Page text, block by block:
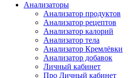
Анализаторы
Анализатор продуктов
Анализатор рецептов
Анализатор калорий
Анализатор тела
Анализатор Кремлёвки
Анализатор добавок
Личный кабинет
Про Личный кабинет